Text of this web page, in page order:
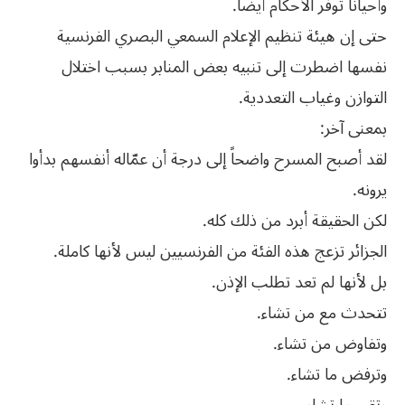
حتى إن هيئة تنظيم الإعلام السمعي البصري الفرنسية
نفسها اضطرت إلى تنبيه بعض المنابر بسبب اختلال
التوازن وغياب التعددية.
بمعنى آخر:
لقد أصبح المسرح واضحاً إلى درجة أن عمّاله أنفسهم بدأوا
يرونه.
لكن الحقيقة أبرد من ذلك كله.
الجزائر تزعج هذه الفئة من الفرنسيين ليس لأنها كاملة.
بل لأنها لم تعد تطلب الإذن.
تتحدث مع من تشاء.
وتفاوض من تشاء.
وترفض ما تشاء.